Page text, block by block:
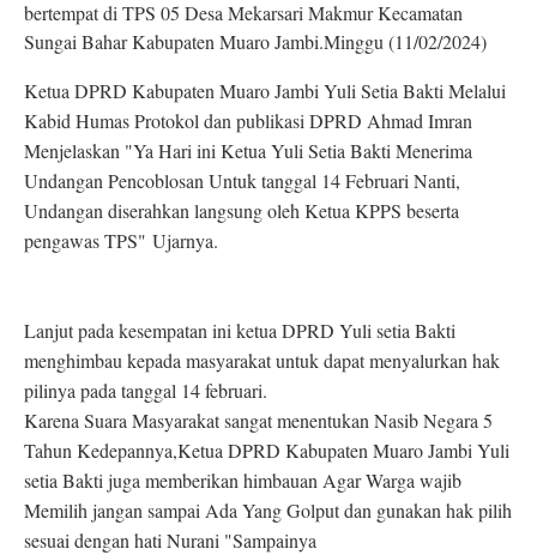
bertempat di TPS 05 Desa Mekarsari Makmur Kecamatan
Sungai Bahar Kabupaten Muaro Jambi.Minggu (11/02/2024)
Ketua DPRD Kabupaten Muaro Jambi Yuli Setia Bakti Melalui
Kabid Humas Protokol dan publikasi DPRD Ahmad Imran
Menjelaskan "Ya Hari ini Ketua Yuli Setia Bakti Menerima
Undangan Pencoblosan Untuk tanggal 14 Februari Nanti,
Undangan diserahkan langsung oleh Ketua KPPS beserta
pengawas TPS" Ujarnya.
Lanjut pada kesempatan ini ketua DPRD Yuli setia Bakti
menghimbau kepada masyarakat untuk dapat menyalurkan hak
pilinya pada tanggal 14 februari.
Karena Suara Masyarakat sangat menentukan Nasib Negara 5
Tahun Kedepannya,Ketua DPRD Kabupaten Muaro Jambi Yuli
setia Bakti juga memberikan himbauan Agar Warga wajib
Memilih jangan sampai Ada Yang Golput dan gunakan hak pilih
sesuai dengan hati Nurani "Sampainya